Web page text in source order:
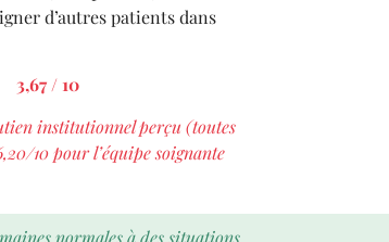
d’autres patients dans
3,67 / 10
institutionnel perçu (toutes
10 pour l’équipe soignante
normales à des situations